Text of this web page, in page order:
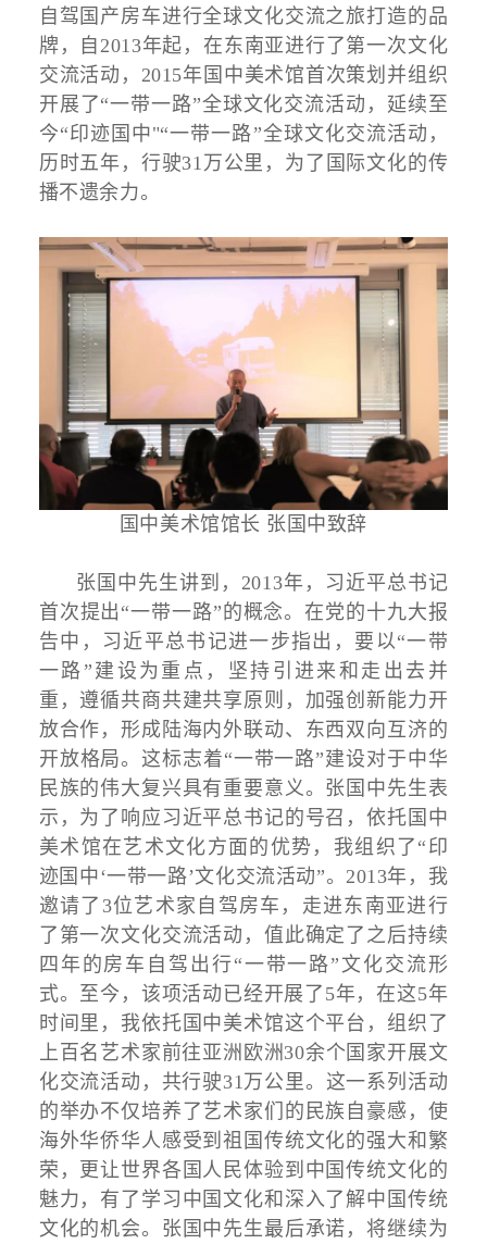
自驾国产房车进行全球文化交流之旅打造的品
牌，自2013年起，在东南亚进行了第一次文化
交流活动，2015年国中美术馆首次策划并组织
开展了“一带一路”全球文化交流活动，延续至
今“印迹国中"“一带一路”全球文化交流活动，
历时五年，行驶31万公里，为了国际文化的传
播不遗余力。
国中美术馆馆长 张国中致辞
张国中先生讲到，2013年，习近平总书记
首次提出“一带一路”的概念。在党的十九大报
告中，习近平总书记进一步指出，要以“一带
一路”建设为重点，坚持引进来和走出去并
重，遵循共商共建共享原则，加强创新能力开
放合作，形成陆海内外联动、东西双向互济的
开放格局。这标志着“一带一路”建设对于中华
民族的伟大复兴具有重要意义。张国中先生表
示，为了响应习近平总书记的号召，依托国中
美术馆在艺术文化方面的优势，我组织了“印
迹国中‘一带一路’文化交流活动”。2013年，我
邀请了3位艺术家自驾房车，走进东南亚进行
了第一次文化交流活动，值此确定了之后持续
四年的房车自驾出行“一带一路”文化交流形
式。至今，该项活动已经开展了5年，在这5年
时间里，我依托国中美术馆这个平台，组织了
上百名艺术家前往亚洲欧洲30余个国家开展文
化交流活动，共行驶31万公里。这一系列活动
的举办不仅培养了艺术家们的民族自豪感，使
海外华侨华人感受到祖国传统文化的强大和繁
荣，更让世界各国人民体验到中国传统文化的
魅力，有了学习中国文化和深入了解中国传统
文化的机会。张国中先生最后承诺，将继续为